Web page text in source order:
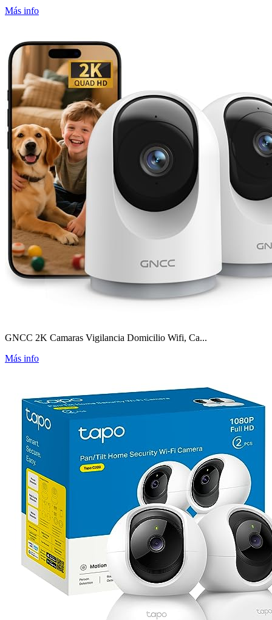
Más info
GNCC 2K Camaras Vigilancia Domicilio Wifi, Ca...
Más info